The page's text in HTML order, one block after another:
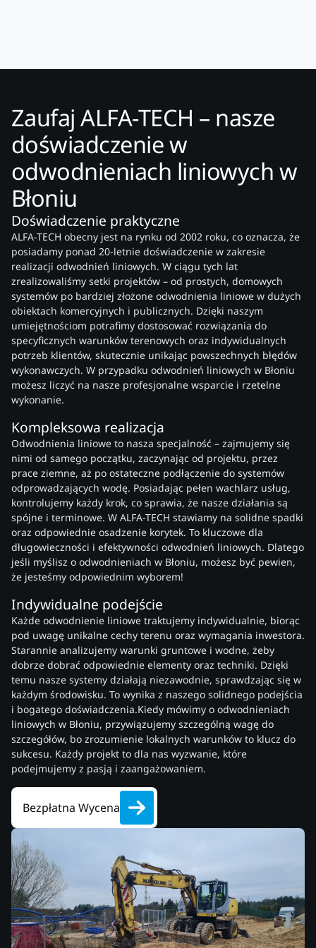
Zaufaj ALFA-TECH – nasze
doświadczenie w
odwodnieniach liniowych w
Błoniu
Doświadczenie praktyczne
ALFA-TECH obecny jest na rynku od 2002 roku, co oznacza, że
posiadamy ponad 20-letnie doświadczenie w zakresie
realizacji odwodnień liniowych. W ciągu tych lat
zrealizowaliśmy setki projektów – od prostych, domowych
systemów po bardziej złożone odwodnienia liniowe w dużych
obiektach komercyjnych i publicznych. Dzięki naszym
umiejętnościom potrafimy dostosować rozwiązania do
specyficznych warunków terenowych oraz indywidualnych
potrzeb klientów, skutecznie unikając powszechnych błędów
wykonawczych. W przypadku odwodnień liniowych w Błoniu
możesz liczyć na nasze profesjonalne wsparcie i rzetelne
wykonanie.
Kompleksowa realizacja
Odwodnienia liniowe to nasza specjalność – zajmujemy się
nimi od samego początku, zaczynając od projektu, przez
prace ziemne, aż po ostateczne podłączenie do systemów
odprowadzających wodę. Posiadając pełen wachlarz usług,
kontrolujemy każdy krok, co sprawia, że nasze działania są
spójne i terminowe. W ALFA-TECH stawiamy na solidne spadki
oraz odpowiednie osadzenie korytek. To kluczowe dla
długowieczności i efektywności odwodnień liniowych. Dlatego
jeśli myślisz o odwodnieniach w Błoniu, możesz być pewien,
że jesteśmy odpowiednim wyborem!
Indywidualne podejście
Każde odwodnienie liniowe traktujemy indywidualnie, biorąc
pod uwagę unikalne cechy terenu oraz wymagania inwestora.
Starannie analizujemy warunki gruntowe i wodne, żeby
dobrze dobrać odpowiednie elementy oraz techniki. Dzięki
temu nasze systemy działają niezawodnie, sprawdzając się w
każdym środowisku. To wynika z naszego solidnego podejścia
i bogatego doświadczenia.Kiedy mówimy o odwodnieniach
liniowych w Błoniu, przywiązujemy szczególną wagę do
szczegółów, bo zrozumienie lokalnych warunków to klucz do
sukcesu. Każdy projekt to dla nas wyzwanie, które
podejmujemy z pasją i zaangażowaniem.
Bezpłatna Wycena